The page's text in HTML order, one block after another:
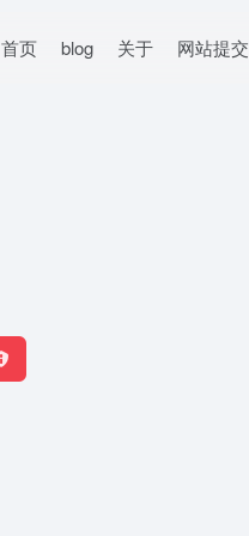
首页 blog 关于 网站提交